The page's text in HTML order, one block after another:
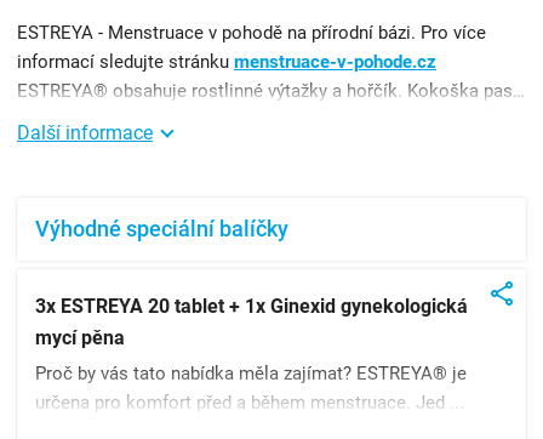
ESTREYA - Menstruace v pohodě na přírodní bázi. Pro více
informací sledujte stránku menstruace-v-pohode.cz
ESTREYA® obsahuje rostlinné výtažky a hořčík. Kokoška pastuší tobolka pomáhá udržovat komfort před a běh ...
Další informace
Výhodné speciální balíčky
3x ESTREYA 20 tablet + 1x Ginexid gynekologická
mycí pěna
Proč by vás tato nabídka měla zajímat? ESTREYA® je
určena pro komfort před a během menstruace. Jed ...